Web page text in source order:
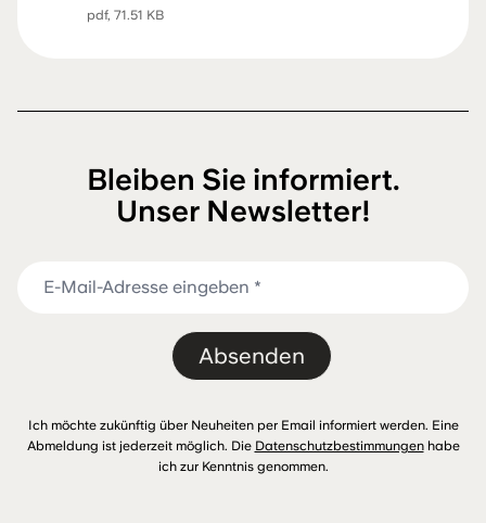
pdf, 71.51 KB
Bleiben Sie informiert.
Unser Newsletter!
Absenden
Ich möchte zukünftig über Neuheiten per Email informiert werden. Eine
Abmeldung ist jederzeit möglich. Die Datenschutzbestimmungenhabe
ich zur Kenntnis genommen.